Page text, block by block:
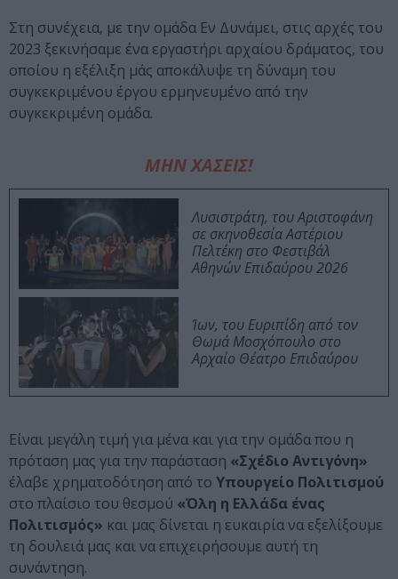
Στη συνέχεια, με την ομάδα Εν Δυνάμει, στις αρχές του
2023 ξεκινήσαμε ένα εργαστήρι αρχαίου δράματος, του
οποίου η εξέλιξη μάς αποκάλυψε τη δύναμη του
συγκεκριμένου έργου ερμηνευμένο από την
συγκεκριμένη ομάδα.
ΜΗΝ ΧΑΣΕΙΣ!
Λυσιστράτη, του Αριστοφάνη
σε σκηνοθεσία Αστέριου
Πελτέκη στο Φεστιβάλ
Αθηνών Επιδαύρου 2026
Ίων, του Ευριπίδη από τον
Θωμά Μοσχόπουλο στο
Αρχαίο Θέατρο Επιδαύρου
Είναι μεγάλη τιμή για μένα και για την ομάδα που η
πρόταση μας για την παράσταση «Σχέδιο Αντιγόνη»
έλαβε χρηματοδότηση από το Υπουργείο Πολιτισμού
στο πλαίσιο του θεσμού «Όλη η Ελλάδα ένας
Πολιτισμός» και μας δίνεται η ευκαιρία να εξελίξουμε
τη δουλειά μας και να επιχειρήσουμε αυτή τη
συνάντηση.